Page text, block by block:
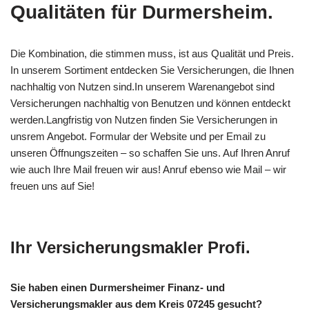
Qualitäten für Durmersheim.
Die Kombination, die stimmen muss, ist aus Qualität und Preis.
In unserem Sortiment entdecken Sie Versicherungen, die Ihnen
nachhaltig von Nutzen sind.In unserem Warenangebot sind
Versicherungen nachhaltig von Benutzen und können entdeckt
werden.Langfristig von Nutzen finden Sie Versicherungen in
unsrem Angebot. Formular der Website und per Email zu
unseren Öffnungszeiten – so schaffen Sie uns. Auf Ihren Anruf
wie auch Ihre Mail freuen wir aus! Anruf ebenso wie Mail – wir
freuen uns auf Sie!
Ihr Versicherungsmakler Profi.
Sie haben einen Durmersheimer Finanz- und
Versicherungsmakler aus dem Kreis 07245 gesucht?